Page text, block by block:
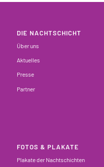
DIE NACHTSCHICHT
Über uns
Aktuelles
Presse
Partner
FOTOS & PLAKATE
Plakate der Nachtschichten